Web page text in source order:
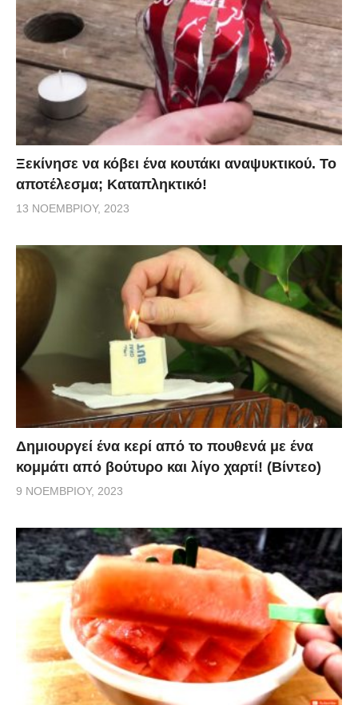
Ξεκίνησε να κόβει ένα κουτάκι αναψυκτικού. Το
αποτέλεσμα; Καταπληκτικό!
13 ΝΟΕΜΒΡΊΟΥ, 2023
Δημιουργεί ένα κερί από το πουθενά με ένα
κομμάτι από βούτυρο και λίγο χαρτί! (Βίντεο)
9 ΝΟΕΜΒΡΊΟΥ, 2023